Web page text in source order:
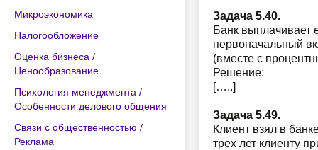
Микроэкономика
Налогообложение
Оценка бизнеса /
Ценообразование
Психология менеджмента /
Особенности делового общения
Связи с общественностью /
Реклама
Задача 5.40.
Банк выплачивает
первоначальный
(вместе с
Решение:
[…..]
Задача 5.49.
Клиент взял в
трех лет клиенту